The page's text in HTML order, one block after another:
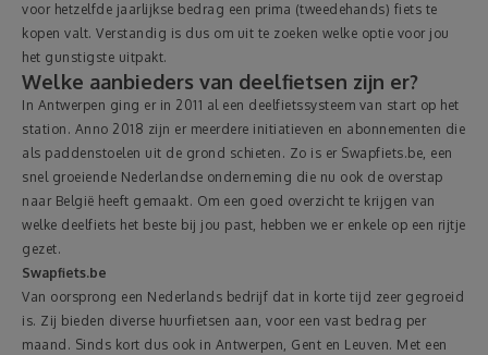
voor hetzelfde jaarlijkse bedrag een prima (tweedehands) fiets te
kopen valt. Verstandig is dus om uit te zoeken welke optie voor jou
het gunstigste uitpakt.
Welke aanbieders van deelfietsen zijn er?
In Antwerpen ging er in 2011 al een deelfietssysteem van start op het
station. Anno 2018 zijn er meerdere initiatieven en abonnementen die
als paddenstoelen uit de grond schieten. Zo is er Swapfiets.be, een
snel groeiende Nederlandse onderneming die nu ook de overstap
naar België heeft gemaakt. Om een goed overzicht te krijgen van
welke deelfiets het beste bij jou past, hebben we er enkele op een rijtje
gezet.
Swapfiets.be
Van oorsprong een Nederlands bedrijf dat in korte tijd zeer gegroeid
is. Zij bieden diverse huurfietsen aan, voor een vast bedrag per
maand. Sinds kort dus ook in Antwerpen, Gent en Leuven. Met een